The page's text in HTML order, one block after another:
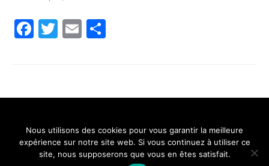
Facebook
Twitter
Email
Contact
Conditions générales de vente
Politique de confidentialité
Nous utilisons des cookies pour vous garantir la meilleure
expérience sur notre site web. Si vous continuez à utiliser ce
site, nous supposerons que vous en êtes satisfait.